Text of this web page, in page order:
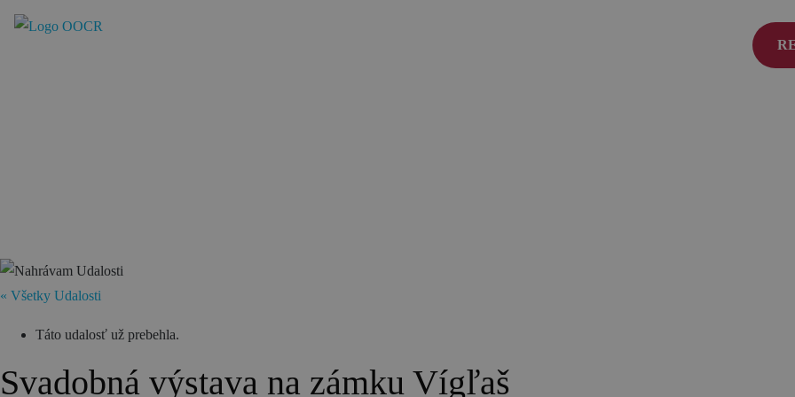
História a kultúra
Kalendár podujatí
« Všetky Udalosti
Táto udalosť už prebehla.
Svadobná výstava na zámku Vígľaš